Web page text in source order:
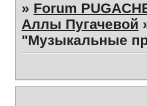
» Forum
Аллы Пугачевой
"Музыкальные